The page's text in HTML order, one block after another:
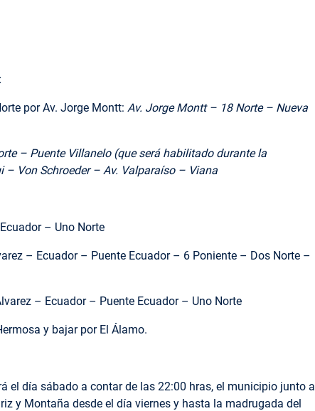
por Av. Jorge Montt: Av. Jorge Montt – 18 Norte – Nueva
– Puente Villanelo (que será habilitado durante la
Von Schroeder – Av. Valparaíso – Viana
– Uno Norte
– Ecuador – Puente Ecuador – 6 Poniente – Dos Norte –
– Ecuador – Puente Ecuador – Uno Norte
y bajar por El Álamo.
el día sábado a contar de las 22:00 hras, el municipio junto a
y Montaña desde el día viernes y hasta la madrugada del